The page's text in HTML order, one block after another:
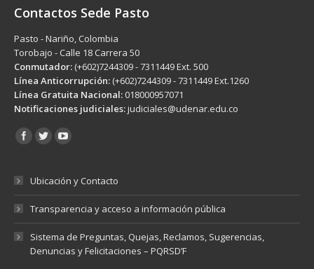
Contactos Sede Pasto
Pasto - Nariño, Colombia
Torobajo - Calle 18 Carrera 50
Conmutador: (+602)7244309 - 7311449 Ext. 500
Línea Anticorrupción: (+602)7244309 - 7311449 Ext.1260
Línea Gratuita Nacional: 018000957071
Notificaciones judiciales:judiciales@udenar.edu.co
Encuéntranos en:
Ubicación y Contacto
Transparencia y acceso a información pública
Sistema de Preguntas, Quejas, Reclamos, Sugerencias,
Denuncias y Felicitaciones – PQRSD’F